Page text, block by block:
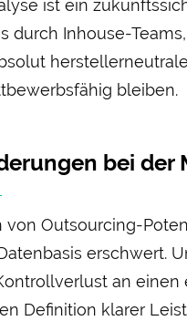
ist ein
durch Inhouse-
bleiben.
bei
von Out­sourcing-
erschwert.
an
Definition klarer